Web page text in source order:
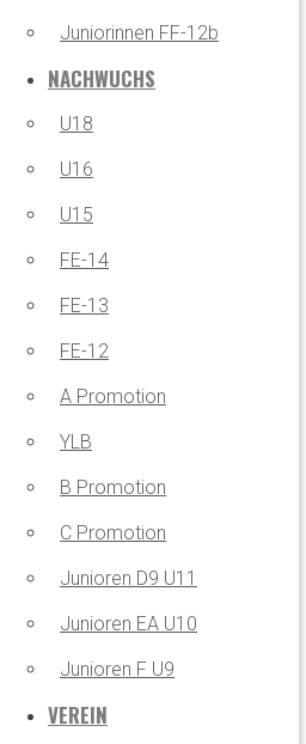
Juniorinnen FF-12b
NACHWUCHS
U18
U16
U15
FE-14
FE-13
FE-12
A Promotion
YLB
B Promotion
C Promotion
Junioren D9 U11
Junioren EA U10
Junioren F U9
VEREIN